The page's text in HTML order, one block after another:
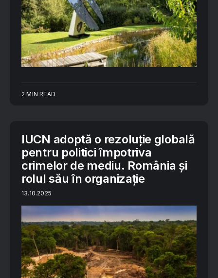
2 MIN READ
IUCN adoptă o rezoluție globală
pentru politici împotriva
crimelor de mediu. România și
rolul său în organizație
13.10.2025